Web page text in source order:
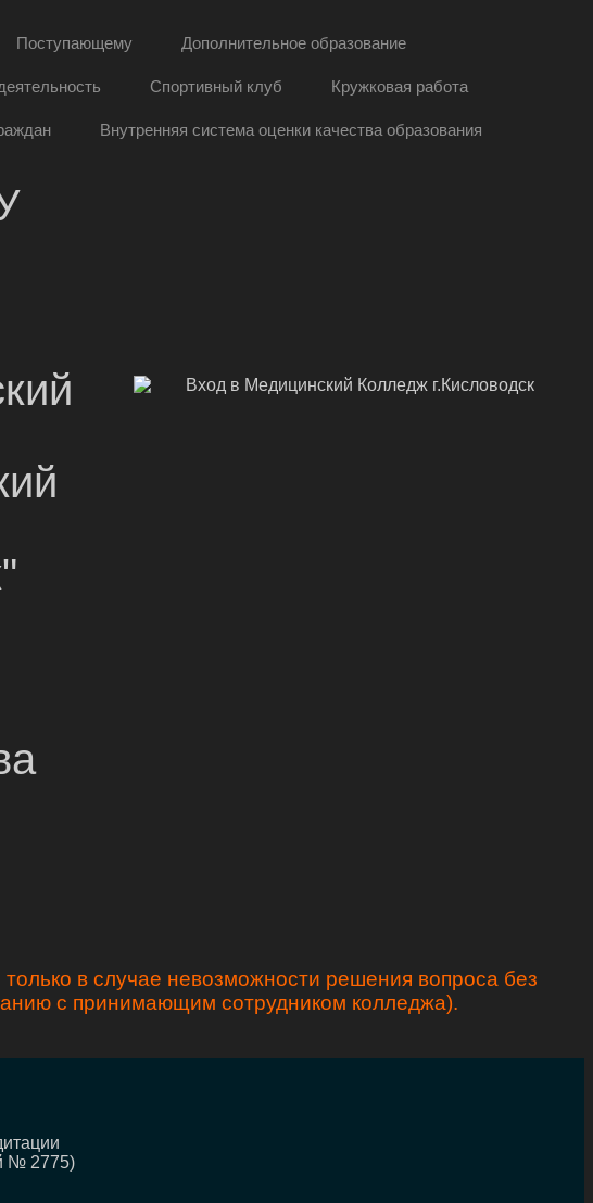
Поступающему Дополнительное образование
Спортивный клуб Кружковая работа
Внутренняя система оценки качества образования
в случае невозможности решения вопроса без
с принимающим сотрудником колледжа).
№ 2775)